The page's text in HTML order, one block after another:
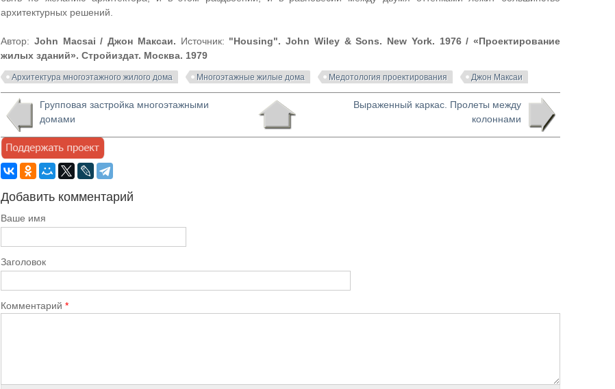
архитектурных решений.
Автор: John Macsai / Джон Максаи. Источник: "Housing". John Wiley & Sons. New York. 1976 / «Проектирование
жилых зданий». Стройиздат. Москва. 1979
Архитектура многоэтажного жилого дома Многоэтажные жилые дома Медотология проектирования Джон Максаи
Групповая застройка многоэтажными
домами
Выраженный каркас. Пролеты между
колоннами
Добавить комментарий
Ваше имя
Заголовок
Комментарий*